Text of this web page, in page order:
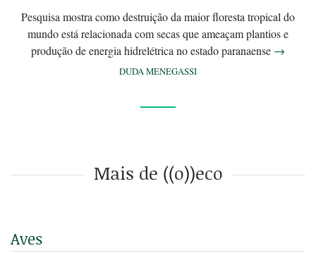
Pesquisa mostra como destruição da maior floresta tropical do
mundo está relacionada com secas que ameaçam plantios e
produção de energia hidrelétrica no estado paranaense →
DUDA MENEGASSI
Mais de ((o))eco
Aves